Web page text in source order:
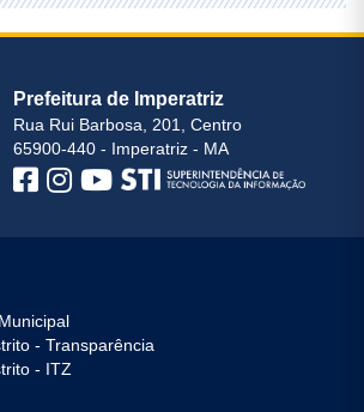
Prefeitura de Imperatriz
Rua Rui Barbosa, 201, Centro
65900-440 - Imperatriz - MA
- Transparência
- ITZ